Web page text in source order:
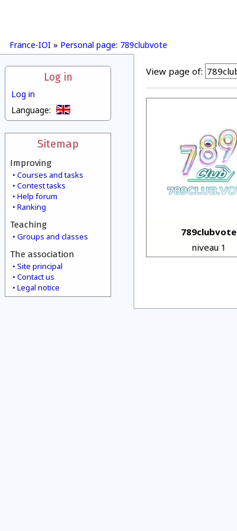
France-IOI » Personal page: 789clubvote
Log in
Log in
Language:
Sitemap
Improving
Courses and tasks
Contest tasks
Help forum
Ranking
Teaching
Groups and classes
The association
Site principal
Contact us
Legal notice
View page of:
789clubvote
niveau 1